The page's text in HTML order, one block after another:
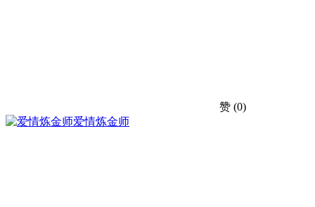
赞 (0)
爱情炼金师